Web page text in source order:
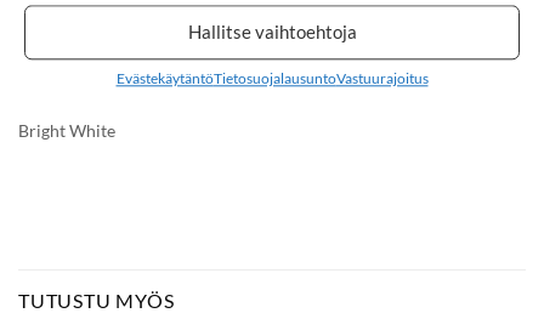
Hallitse vaihtoehtoja
EvästekäytäntöTietosuojalausuntoVastuurajoitus
NKMJAKOBSEN
Bright White
9,99€
NAME IT
NMMNOBBU sukat
14,99€
TUTUSTU MYÖS